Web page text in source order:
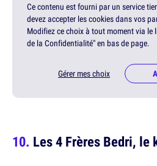
Ce contenu est fourni par un service
devez accepter les cookies dans vos
Modifiez ce choix à tout moment via le
de la Confidentialité" en bas de page.
Gérer mes choix
Les 4 Frères Bedri,